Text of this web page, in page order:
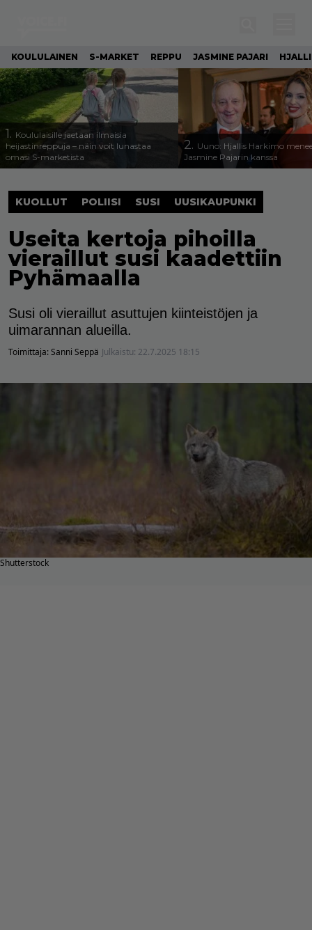
KOULULAINEN S-MARKET REPPU JASMINE PAJARI
1. Koululaisille jaetaan ilmaisia
heijastinreppuja – näin voit lunastaa
omasi S-marketista
2. Uuno: Hjallis Harkimo
Jasmine Pajarin kanssa
KUOLLUT POLIISI SUSI UUSIKAUPUNKI
Useita kertoja pihoilla
vieraillut susi kaadettiin
Pyhämaalla
Susi oli vieraillut asuttujen kiinteistöjen ja
uimarannan alueilla.
Toimittaja:Sanni Seppä Julkaistu: 22.7.2025 18:15
Shutterstock